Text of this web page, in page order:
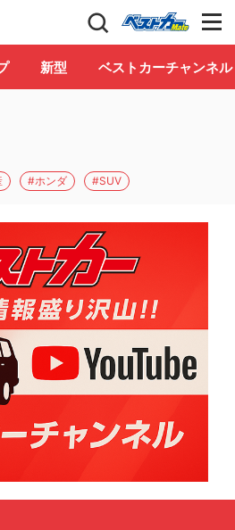
報誌「ベストカー」 Club
新型 ベストカーチャンネル
#ホンダ #SUV